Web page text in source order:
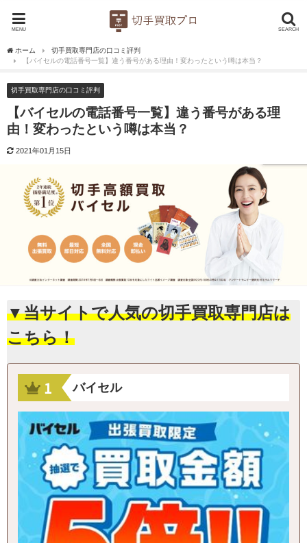
MENU SEARCH
ホーム
切手買取専門店の口コミ評判
【バイセルの電話番号一覧】違う番号がある理由！変わったという噂は本当？
切手買取専門店の口コミ評判
【バイセルの電話番号一覧】違う番号がある理
由！変わったという噂は本当？
2021年01月15日
▼当サイトで人気の切手買取専門店は
こちら！
バイセル